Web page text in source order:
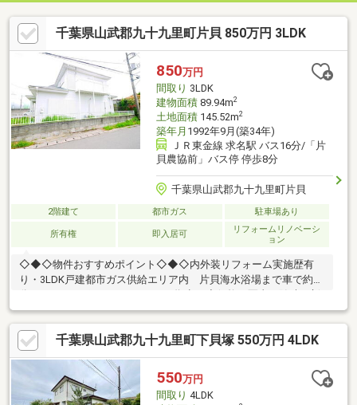
千葉県山武郡九十九里町片貝 850万円 3LDK
850万円
間取り 3LDK
建物面積89.94m2
土地面積145.52m2
築年月 1992年9月(築34年)
ＪＲ東金線 求名駅 バス16分/「片
貝農協前」バス停 停歩8分
千葉県山武郡九十九里町片貝
2階建て 都市ガス 駐車場あり
所有権 即入居可
リフォームリノベーシ
ョン
◇◆◇物件おすすめポイント◇◆◇内外装リフォーム実施歴有
り・3LDK戸建都市ガス供給エリア内 片貝海水浴場まで車で約4
分！マリンスポーツやレジャーの拠点に◆価格や写真を随時更新
しています！！◆気になる物件の価格変更や、物件の状況もいち
早くわかって便利な『お気に入り追加』をぜひご利用ください♪
千葉県山武郡九十九里町下貝塚 550万円 4LDK
550万円
間取り 4LDK